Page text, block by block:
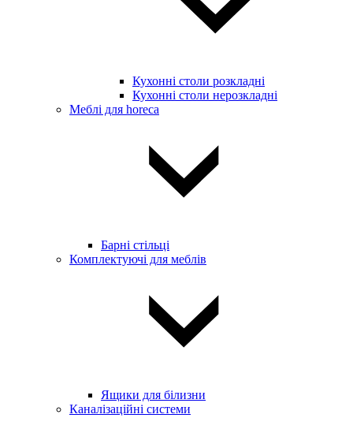
Кухонні столи розкладні
Кухонні столи нерозкладні
Меблі для horeca
Барні стільці
Комплектуючі для меблів
Ящики для білизни
Каналізаційні системи